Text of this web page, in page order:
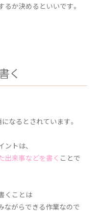
か決めるといいです。
く
なるとされています。
トは、
出来事などを書く ことで
くことは
ながらできる作業なので